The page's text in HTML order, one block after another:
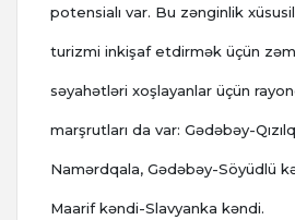
potensialı var. Bu zənginlik
turizmi inkişaf etdirmək üçün
səyahətləri xoşlayanlar üçün
marşrutları da var: Gədəbəy-
Namərdqala, Gədəbəy-Söyüdlü
Maarif kəndi-Slavyanka kəndi.